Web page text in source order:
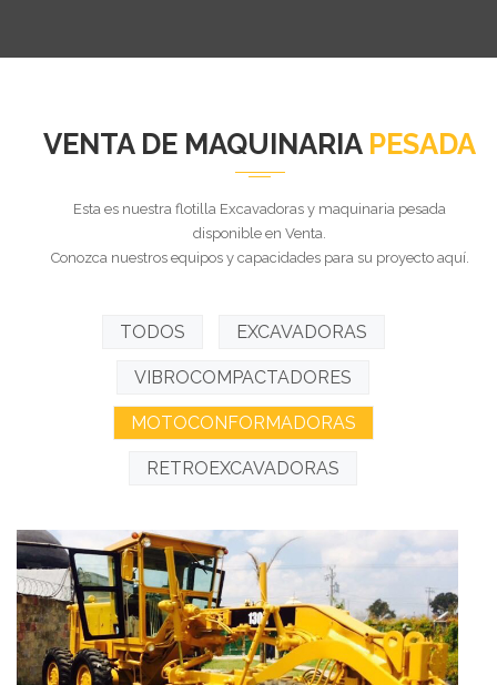
VENTA DE MAQUINARIA PESADA
Esta es nuestra flotilla Excavadoras y maquinaria pesada
disponible en Venta.
Conozca nuestros equipos y capacidades para su proyecto aquí.
TODOS EXCAVADORAS
VIBROCOMPACTADORES
MOTOCONFORMADORAS
RETROEXCAVADORAS